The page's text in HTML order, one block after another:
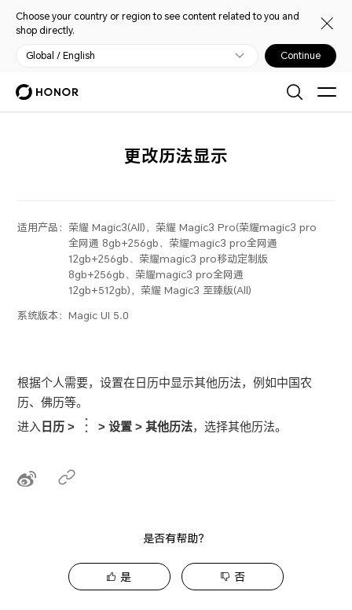
Choose your country or region to see content related to you and
shop directly.
Global / English Continue
更改历法显示
适用产品： 荣耀 Magic3(All)，荣耀 Magic3 Pro(荣耀magic3 pro
全网通 8gb+256gb、荣耀magic3 pro全网通
12gb+256gb、荣耀magic3 pro移动定制版
8gb+256gb、荣耀magic3 pro全网通
12gb+512gb)，荣耀 Magic3 至臻版(All)
系统版本：Magic UI 5.0
根据个人需要，设置在日历中显示其他历法，例如中国农
历、佛历等。
进入 日历 > >设置 >其他历法，选择其他历法。
是否有帮助？
是 否